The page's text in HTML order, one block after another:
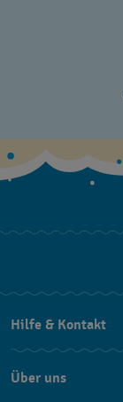
Hilfe & Kontakt
Über uns